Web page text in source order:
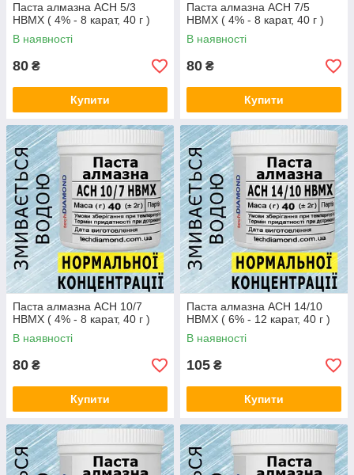
Паста алмазна АСН 5/3
НВМХ ( 4% - 8 карат, 40 г )
В наявності
80 ₴
Купити
Паста алмазна АСН 7/5
НВМХ ( 4% - 8 карат, 40 г )
В наявності
80 ₴
Купити
Паста алмазна АСН 10/7
НВМХ ( 4% - 8 карат, 40 г )
В наявності
80 ₴
Купити
Паста алмазна АСН 14/10
НВМХ ( 6% - 12 карат, 40 г )
В наявності
105 ₴
Купити